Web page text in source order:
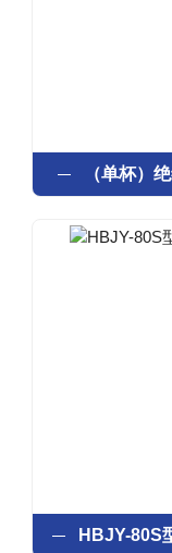
（单杯）